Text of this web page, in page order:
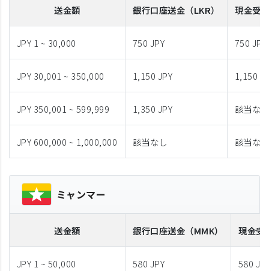
送金額 銀行口座送金 （LKR） 現金受
JPY 1 ~ 30,000 750 JPY 750 JPY
JPY 30,001 ~ 350,000 1,150 JPY 1,150
JPY 350,001 ~ 599,999 1,350 JPY 該当なし
JPY 600,000 ~ 1,000,000 該当なし 該当なし
ミャンマー
送金額 銀行口座送金 （MMK） 現金受
JPY 1 ~ 50,000 580 JPY 580